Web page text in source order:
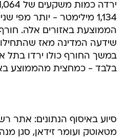
1,134 מילימטר - יותר
בלבד - כמחצית מהממוצע
סיוע באיסוף הנתונים: אתר
מטאוטק ועומר זידאן, סגן